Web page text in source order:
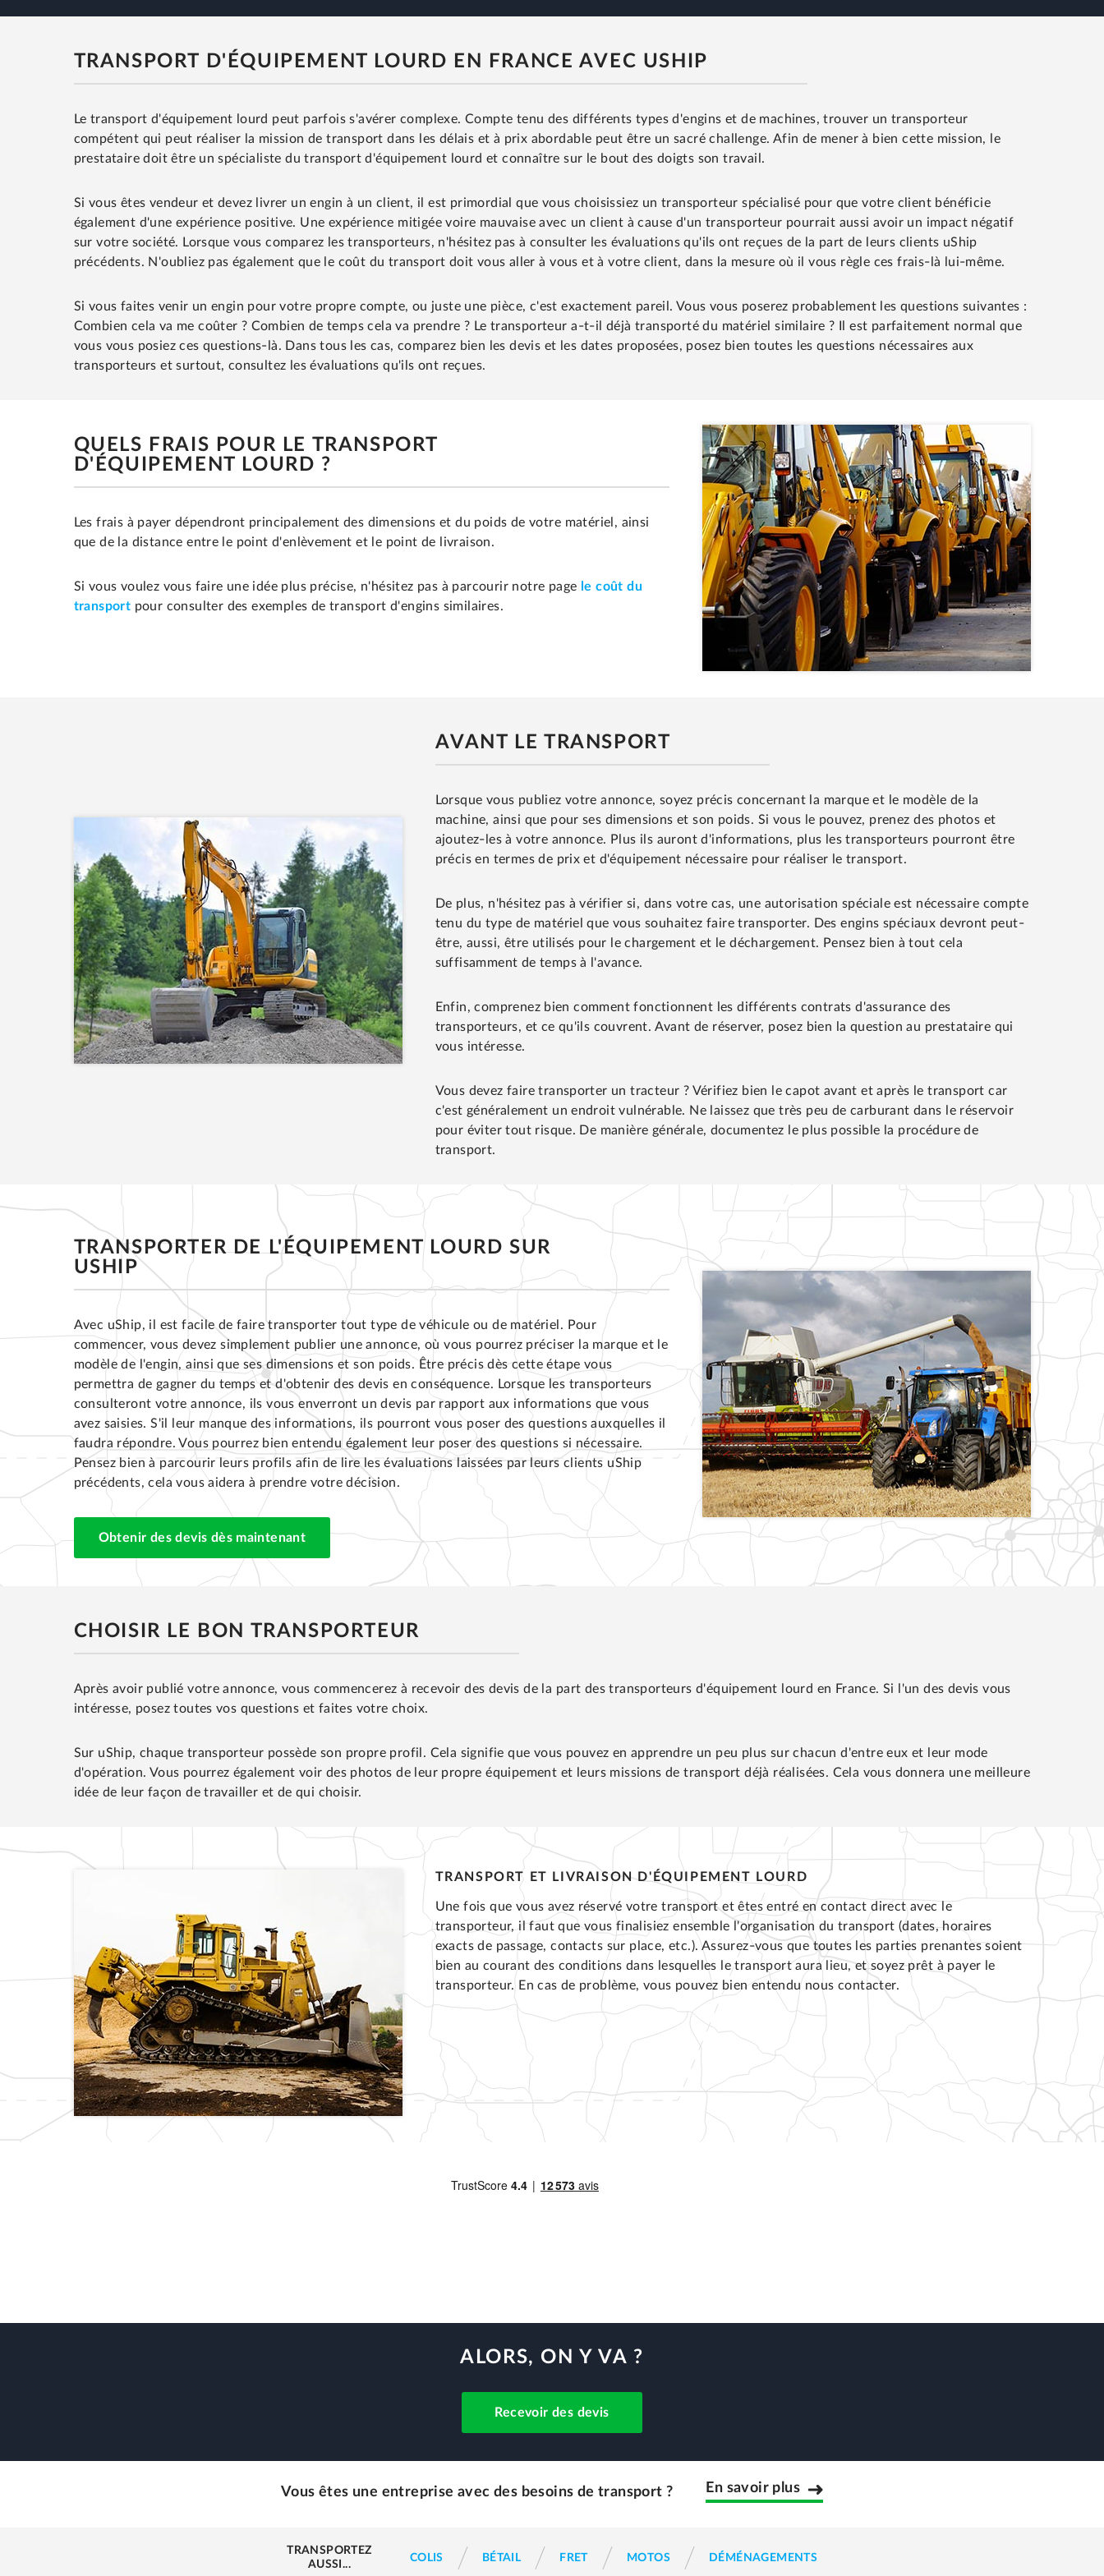
TRANSPORT D'ÉQUIPEMENT LOURD EN FRANCE AVEC USHIP
Le transport d'équipement lourd peut parfois s'avérer complexe. Compte tenu des différents types d'engins et de machines, trouver un transporteur
compétent qui peut réaliser la mission de transport dans les délais et à prix abordable peut être un sacré challenge. Afin de mener à bien cette mission, le
prestataire doit être un spécialiste du transport d'équipement lourd et connaître sur le bout des doigts son travail.
Si vous êtes vendeur et devez livrer un engin à un client, il est primordial que vous choisissiez un transporteur spécialisé pour que votre client bénéficie
également d'une expérience positive. Une expérience mitigée voire mauvaise avec un client à cause d'un transporteur pourrait aussi avoir un impact négatif
sur votre société. Lorsque vous comparez les transporteurs, n'hésitez pas à consulter les évaluations qu'ils ont reçues de la part de leurs clients uShip
précédents. N'oubliez pas également que le coût du transport doit vous aller à vous et à votre client, dans la mesure où il vous règle ces frais-là lui-même.
Si vous faites venir un engin pour votre propre compte, ou juste une pièce, c'est exactement pareil. Vous vous poserez probablement les questions suivantes :
Combien cela va me coûter ? Combien de temps cela va prendre ? Le transporteur a-t-il déjà transporté du matériel similaire ? Il est parfaitement normal que
vous vous posiez ces questions-là. Dans tous les cas, comparez bien les devis et les dates proposées, posez bien toutes les questions nécessaires aux
transporteurs et surtout, consultez les évaluations qu'ils ont reçues.
QUELS FRAIS POUR LE TRANSPORT
D'ÉQUIPEMENT LOURD ?
Les frais à payer dépendront principalement des dimensions et du poids de votre matériel, ainsi
que de la distance entre le point d'enlèvement et le point de livraison.
Si vous voulez vous faire une idée plus précise, n'hésitez pas à parcourir notre page le coût du
transport pour consulter des exemples de transport d'engins similaires.
AVANT LE TRANSPORT
Lorsque vous publiez votre annonce, soyez précis concernant la marque et le modèle de la
machine, ainsi que pour ses dimensions et son poids. Si vous le pouvez, prenez des photos et
ajoutez-les à votre annonce. Plus ils auront d'informations, plus les transporteurs pourront être
précis en termes de prix et d'équipement nécessaire pour réaliser le transport.
De plus, n'hésitez pas à vérifier si, dans votre cas, une autorisation spéciale est nécessaire compte
tenu du type de matériel que vous souhaitez faire transporter. Des engins spéciaux devront peut-
être, aussi, être utilisés pour le chargement et le déchargement. Pensez bien à tout cela
suffisamment de temps à l'avance.
Enfin, comprenez bien comment fonctionnent les différents contrats d'assurance des
transporteurs, et ce qu'ils couvrent. Avant de réserver, posez bien la question au prestataire qui
vous intéresse.
Vous devez faire transporter un tracteur ? Vérifiez bien le capot avant et après le transport car
c'est généralement un endroit vulnérable. Ne laissez que très peu de carburant dans le réservoir
pour éviter tout risque. De manière générale, documentez le plus possible la procédure de
transport.
TRANSPORTER DE L'ÉQUIPEMENT LOURD SUR
USHIP
Avec uShip, il est facile de faire transporter tout type de véhicule ou de matériel. Pour
commencer, vous devez simplement publier une annonce, où vous pourrez préciser la marque et le
modèle de l'engin, ainsi que ses dimensions et son poids. Être précis dès cette étape vous
permettra de gagner du temps et d'obtenir des devis en conséquence. Lorsque les transporteurs
consulteront votre annonce, ils vous enverront un devis par rapport aux informations que vous
avez saisies. S'il leur manque des informations, ils pourront vous poser des questions auxquelles il
faudra répondre. Vous pourrez bien entendu également leur poser des questions si nécessaire.
Pensez bien à parcourir leurs profils afin de lire les évaluations laissées par leurs clients uShip
précédents, cela vous aidera à prendre votre décision.
Obtenir des devis dès maintenant
CHOISIR LE BON TRANSPORTEUR
Après avoir publié votre annonce, vous commencerez à recevoir des devis de la part des transporteurs d'équipement lourd en France. Si l'un des devis vous
intéresse, posez toutes vos questions et faites votre choix.
Sur uShip, chaque transporteur possède son propre profil. Cela signifie que vous pouvez en apprendre un peu plus sur chacun d'entre eux et leur mode
d'opération. Vous pourrez également voir des photos de leur propre équipement et leurs missions de transport déjà réalisées. Cela vous donnera une meilleure
idée de leur façon de travailler et de qui choisir.
TRANSPORT ET LIVRAISON D'ÉQUIPEMENT LOURD
Une fois que vous avez réservé votre transport et êtes entré en contact direct avec le
transporteur, il faut que vous finalisiez ensemble l'organisation du transport (dates, horaires
exacts de passage, contacts sur place, etc.). Assurez-vous que toutes les parties prenantes soient
bien au courant des conditions dans lesquelles le transport aura lieu, et soyez prêt à payer le
transporteur. En cas de problème, vous pouvez bien entendu nous contacter.
ALORS, ON Y VA ?
Recevoir des devis
Vous êtes une entreprise avec des besoins de transport ? En savoir plus
TRANSPORTEZ
AUSSI...
COLIS BÉTAIL FRET MOTOS DÉMÉNAGEMENTS